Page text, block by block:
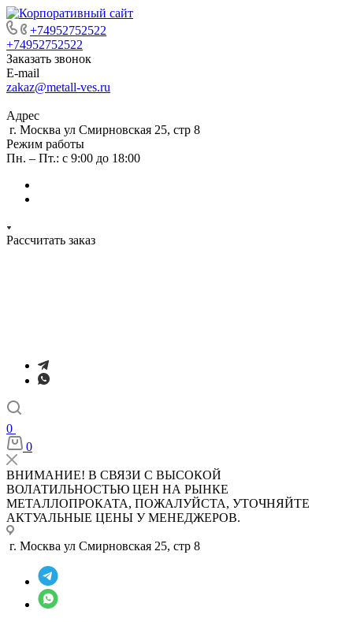
+74952752522
+74952752522
Заказать звонок
E-mail
zakaz@metall-ves.ru
Адрес
г. Москва ул Смирновская 25, стр 8
Режим работы
Пн. – Пт.: с 9:00 до 18:00
Рассчитать заказ
0
0
ВНИМАНИЕ! В СВЯЗИ С ВЫСОКОЙ
ВОЛАТИЛЬНОСТЬЮ ЦЕН НА РЫНКЕ
МЕТАЛЛОПРОКАТА, ПОЖАЛУЙСТА, УТОЧНЯЙТЕ
АКТУАЛЬНЫЕ ЦЕНЫ У МЕНЕДЖЕРОВ.
г. Москва ул Смирновская 25, стр 8